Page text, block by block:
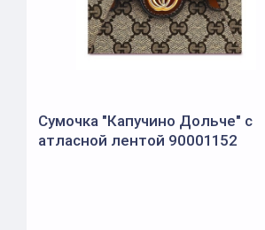
Сумочка "Капучино Дольче" с
атласной лентой 90001152